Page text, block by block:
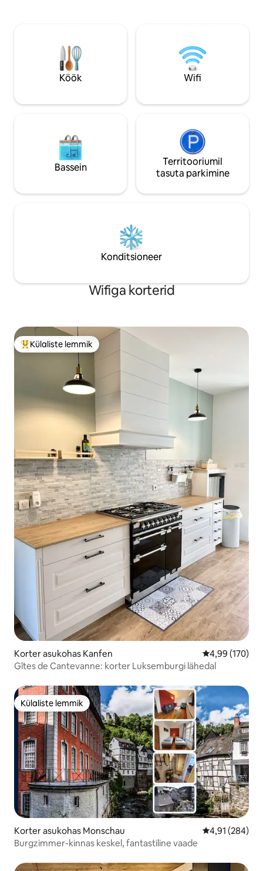
Ardennide avastamine. Kõik kaubad
jalutuskäigu kaugusel (< 1,5 km),
sealhulgas Raveli jalgrattavõrk. Ujumine
järves kokkuleppel omanikuga.
orus, tagades
suurepärase
Ardenni!
Köök Wifi
Bassein
Territooriumil
tasuta parkimine
Konditsioneer
Wifiga korterid
Külaliste suur lemmik
Külaliste lemmik
Korter asukohas Kanfen Keskmine
4,99 (170)
Gîtes de Cantevanne: korter Luksemburgi lähedal
Külaliste lemmik
Külaliste lemmik
Korter asukohas Monschau Keskmine
4,91 (284)
Burgzimmer-kinnas keskel, fantastiline vaade